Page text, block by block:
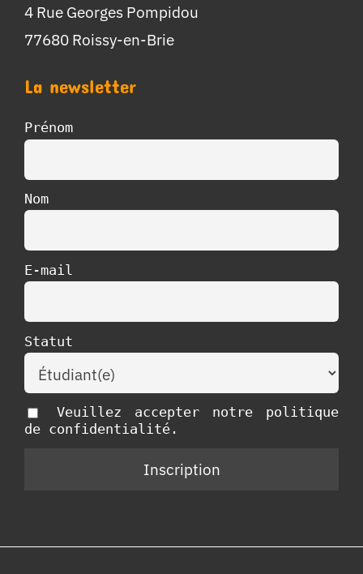
4 Rue Georges Pompidou
77680 Roissy-en-Brie
La newsletter
Prénom
Nom
E-mail
Statut
Veuillez accepter notre politique
de confidentialité.